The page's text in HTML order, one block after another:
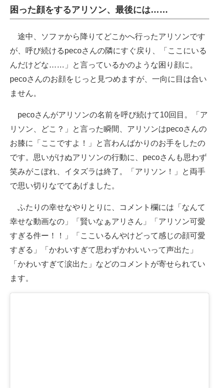
困った顔をするアリソン、最後には……
途中、ソファから降りてどこかへ行ったアリソンです
が、呼び続けるpecoさんの隣にすぐ戻り、「ここにいる
んだけどな……」と言っているかのような困り顔に。
pecoさんのお顔をじっと見つめますが、一向に目は合い
ません。
pecoさんがアリソンの名前を呼び続けて10回目。「ア
リソン、どこ？」と言った瞬間、アリソンはpecoさんの
お膝に「ここですよ！」と言わんばかりのお手をしたの
です。思いがけぬアリソンの行動に、pecoさんも思わず
笑みがこぼれ、イタズラは終了。「アリソン！」と両手
で思い切りなでてあげました。
ふたりの幸せなやりとりに、コメント欄には「なんて
幸せな動画なの」「賢いなぁアリさん」「アリソン可愛
すぎる件ー！！」「ここいるんやけどって感じの顔可愛
すぎる」「かわいすぎて思わずかわいいって声出た」
「かわいすぎて涙出た」などのコメントが寄せられてい
ます。